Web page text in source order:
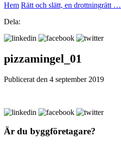
Hem Rätt och slätt, en drottningrätt …
Dela:
pizzamingel_01
Publicerat den 4 september 2019
Är du byggföretagare?